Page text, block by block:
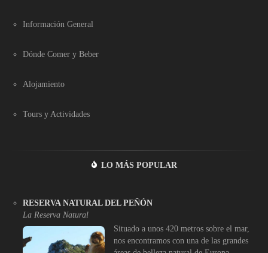
Información General
Dónde Comer y Beber
Alojamiento
Tours y Actividades
LO MÁS POPULAR
RESERVA NATURAL DEL PEÑÓN
La Reserva Natural
Situado a unos 420 metros sobre el mar,
nos encontramos con una de las grandes